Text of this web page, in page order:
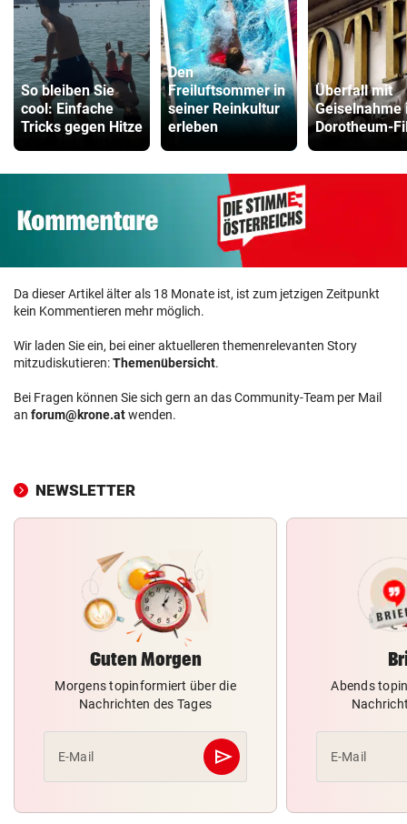
So bleiben Sie
cool: Einfache
Tricks gegen Hitze
Den
Freiluftsommer in
seiner Reinkultur
erleben
Überfall mit
Geiselnahme
Dorotheum-
Da dieser Artikel älter als 18 Monate ist, ist zum jetzigen Zeitpunkt
kein Kommentieren mehr möglich.
Wir laden Sie ein, bei einer aktuelleren themenrelevanten Story
mitzudiskutieren:Themenübersicht.
Bei Fragen können Sie sich gern an das Community-Team per Mail
an forum@krone.atwenden.
NEWSLETTER
Guten Morgen
Morgens topinformiert über die
Nachrichten des Tages
E-Mail send
Abschicken
Abends
E-Mail